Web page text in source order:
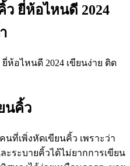
ยี่ห้อไหนดี 2024
ห้อไหนดี 2024 เขียนง่าย ติด
นคิ้ว
ที่เพิ่งหัดเขียนคิ้ว เพราะว่า
ะระบายคิ้วได้ไม่ยากการเขียน